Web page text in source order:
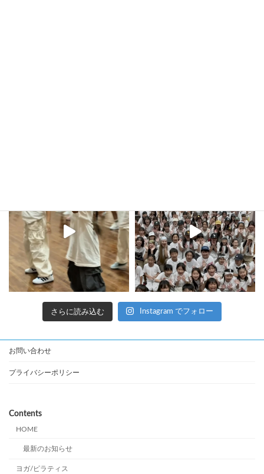
さらに読み込む Instagram でフォロー
お問い合わせ
プライバシーポリシー
Contents
HOME
最新のお知らせ
ヨガ/ピラティス